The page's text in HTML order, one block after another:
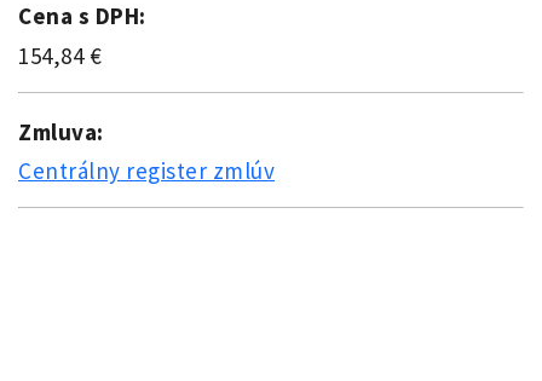
Cena s DPH:
154,84 €
Zmluva:
Centrálny register zmlúv